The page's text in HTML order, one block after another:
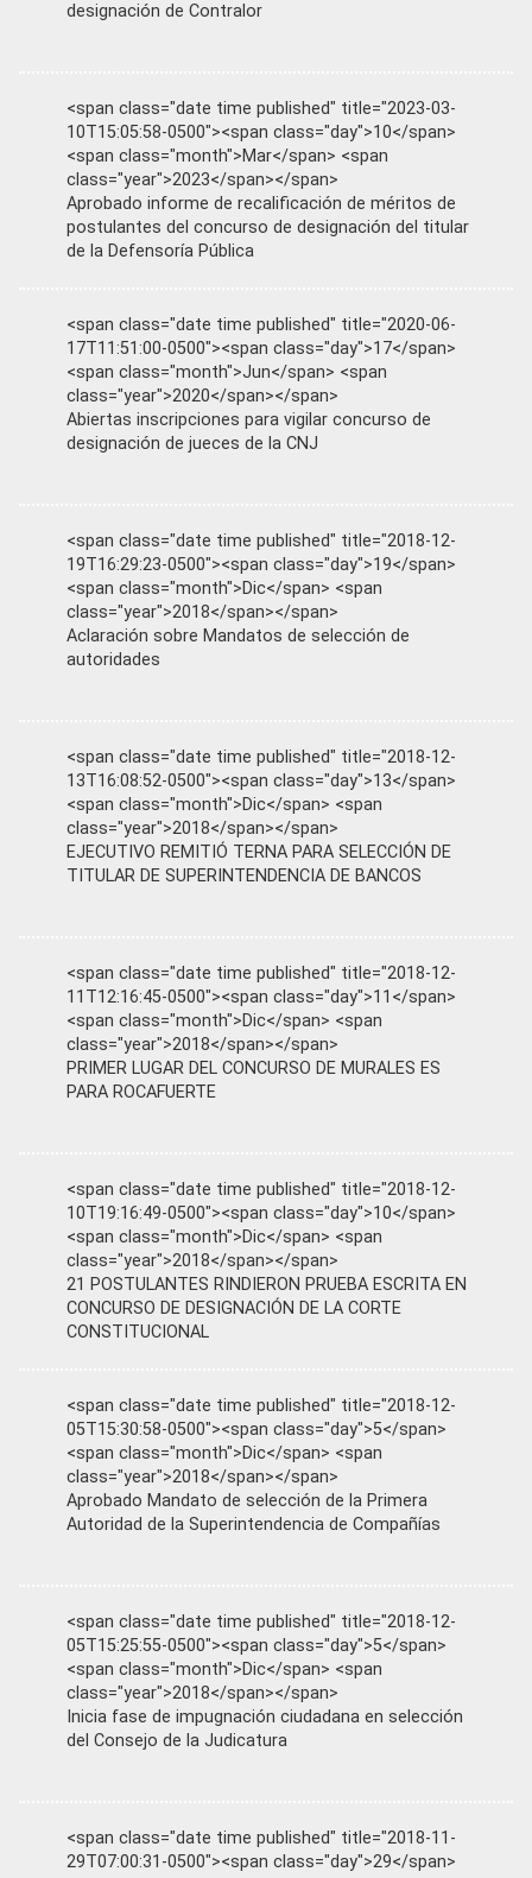
designación de Contralor
<span class="date time published" title="2023-03-
10T15:05:58-0500"><span class="day">10</span>
<span class="month">Mar</span> <span
class="year">2023</span></span>
Aprobado informe de recalificación de méritos de
postulantes del concurso de designación del titular
de la Defensoría Pública
<span class="date time published" title="2020-06-
17T11:51:00-0500"><span class="day">17</span>
<span class="month">Jun</span> <span
class="year">2020</span></span>
Abiertas inscripciones para vigilar concurso de
designación de jueces de la CNJ
<span class="date time published" title="2018-12-
19T16:29:23-0500"><span class="day">19</span>
<span class="month">Dic</span> <span
class="year">2018</span></span>
Aclaración sobre Mandatos de selección de
autoridades
<span class="date time published" title="2018-12-
13T16:08:52-0500"><span class="day">13</span>
<span class="month">Dic</span> <span
class="year">2018</span></span>
EJECUTIVO REMITIÓ TERNA PARA SELECCIÓN DE
TITULAR DE SUPERINTENDENCIA DE BANCOS
<span class="date time published" title="2018-12-
11T12:16:45-0500"><span class="day">11</span>
<span class="month">Dic</span> <span
class="year">2018</span></span>
PRIMER LUGAR DEL CONCURSO DE MURALES ES
PARA ROCAFUERTE
<span class="date time published" title="2018-12-
10T19:16:49-0500"><span class="day">10</span>
<span class="month">Dic</span> <span
class="year">2018</span></span>
21 POSTULANTES RINDIERON PRUEBA ESCRITA EN
CONCURSO DE DESIGNACIÓN DE LA CORTE
CONSTITUCIONAL
<span class="date time published" title="2018-12-
05T15:30:58-0500"><span class="day">5</span>
<span class="month">Dic</span> <span
class="year">2018</span></span>
Aprobado Mandato de selección de la Primera
Autoridad de la Superintendencia de Compañías
<span class="date time published" title="2018-12-
05T15:25:55-0500"><span class="day">5</span>
<span class="month">Dic</span> <span
class="year">2018</span></span>
Inicia fase de impugnación ciudadana en selección
del Consejo de la Judicatura
<span class="date time published" title="2018-11-
29T07:00:31-0500"><span class="day">29</span>